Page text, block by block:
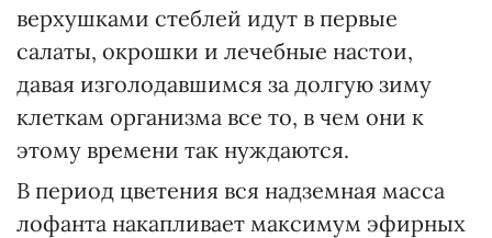
верхушками стеблей идут в первые
салаты, окрошки и лечебные настои,
давая изголодавшимся за долгую зиму
клеткам организма все то, в чем они к
этому времени так нуждаются.
В период цветения вся надземная масса
лофанта накапливает максимум эфирных